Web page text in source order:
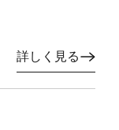
詳しく見る